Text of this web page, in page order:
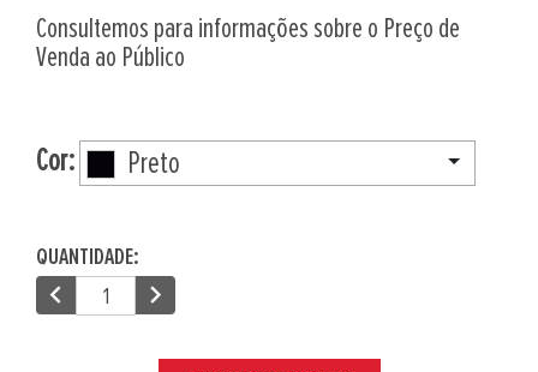
Consultemos para informações sobre o Preço de
Venda ao Público
Cor: Preto
QUANTIDADE:
chevron_left chevron_right